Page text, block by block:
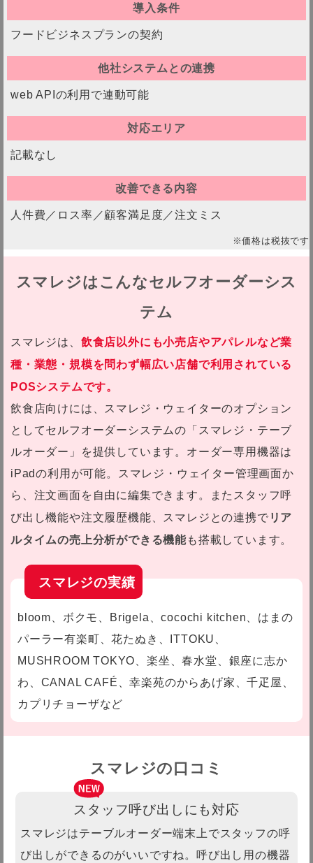
導入条件
フードビジネスプランの契約
他社システムとの連携
web APIの利用で連動可能
対応エリア
記載なし
改善できる内容
人件費／ロス率／顧客満足度／注文ミス
※価格は税抜です
スマレジはこんなセルフオーダーシス
テム
スマレジは、 飲食店以外にも小売店やアパレルなど業
種・業態・規模を問わず幅広い店舗で利用されている
POSシステムです。
飲食店向けには、スマレジ・ウェイターのオプション
としてセルフオーダーシステムの「スマレジ・テーブ
ルオーダー」を提供しています。オーダー専用機器は
iPadの利用が可能。スマレジ・ウェイター管理画面か
ら、注文画面を自由に編集できます。またスタッフ呼
び出し機能や注文履歴機能、スマレジとの連携で リア
ルタイムの売上分析ができる機能も搭載しています。
スマレジの実績
bloom、ボクモ、Brigela、cocochi kitchen、はまの
パーラー有楽町、花たぬき、ITTOKU、
MUSHROOM TOKYO、楽坐、春水堂、銀座に志か
わ、CANAL CAFÉ、幸楽苑のからあげ家、千疋屋、
カプリチョーザなど
スマレジの口コミ
スタッフ呼び出しにも対応
スマレジはテーブルオーダー端末上でスタッフの呼
び出しができるのがいいですね。呼び出し用の機器